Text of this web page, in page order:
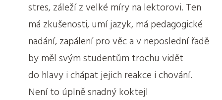
stres, záleží z velké míry na lektorovi. Ten
má zkušenosti, umí jazyk, má pedagogické
nadání, zapálení pro věc a v neposlední řadě
by měl svým studentům trochu vidět
do hlavy i chápat jejich reakce i chování.
Není to úplně snadný koktejl